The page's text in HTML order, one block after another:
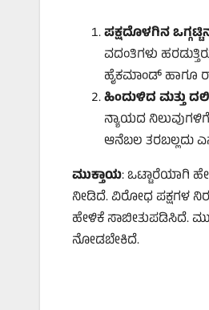
ಪಕ್ಷದೊಳಗಿನ
ವದಂತಿಗಳು
ಹೈಕಮಾಂಡ್ ಹಾಗೂ
ಹಿಂದುಳಿದ ಮತ್ತು
ನ್ಯಾಯದ
ಆನೆಬಲ ತರಬಲ್ಲದು
ಮುಕ್ತಾಯ: ಒಟ್ಟಾರೆಯಾಗಿ
ನೀಡಿದೆ. ವಿರೋಧ ಪಕ್ಷಗಳ
ಹೇಳಿಕೆ ಸಾಬೀತುಪಡಿಸಿದೆ.
ನೋಡಬೇಕಿದೆ.